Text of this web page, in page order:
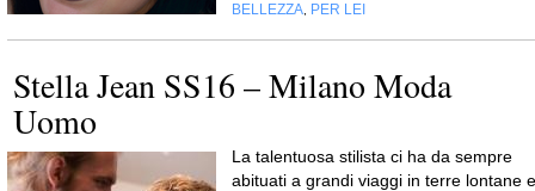
BELLEZZA PER LEI
Stella Jean SS16 – Milano Moda
Uomo
La talentuosa stilista ci ha da sempre
abituati a grandi viaggi in terre lontane e